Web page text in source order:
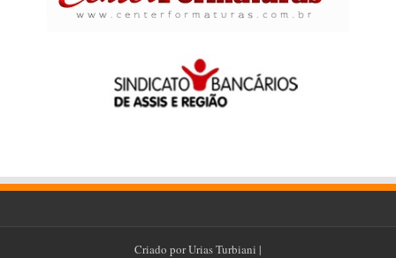
Criado porUrias Turbiani |